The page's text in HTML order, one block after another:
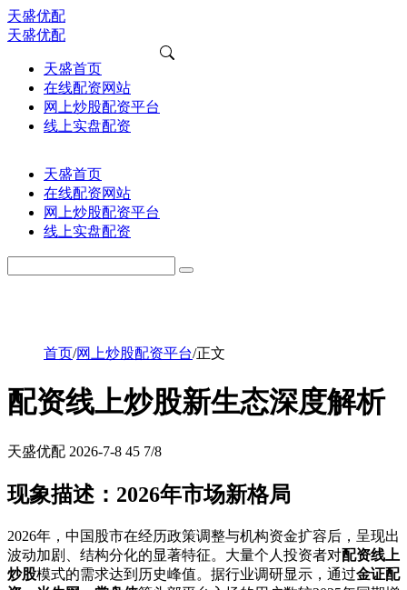
天盛优配
天盛优配
天盛首页
在线配资网站
网上炒股配资平台
线上实盘配资
天盛首页
在线配资网站
网上炒股配资平台
线上实盘配资
首页/网上炒股配资平台/正文
配资线上炒股新生态深度解析
天盛优配 2026-7-8 45 7/8
现象描述：2026年市场新格局
2026年，中国股市在经历政策调整与机构资金扩容后，呈现出
波动加剧、结构分化的显著特征。大量个人投资者对配资线上
炒股模式的需求达到历史峰值。据行业调研显示，通过金证配